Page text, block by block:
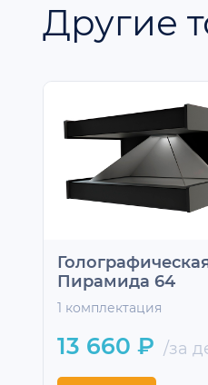
Другие
Пирамида 64
1 комплектация
13 660 ₽ /за